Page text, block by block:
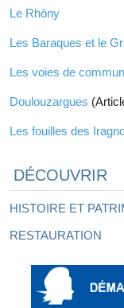
Le Rhôny
Les Baraques et le
Les voies de
Doulouzargues
Les fouilles des
DÉCOUVRIR
HISTOIRE ET
RESTAURATION